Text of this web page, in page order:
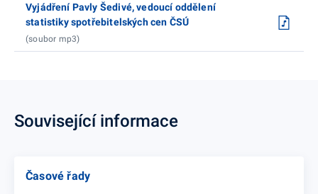
Vyjádření Pavly Šedivé, vedoucí oddělení
statistiky spotřebitelských cen ČSÚ
(soubor mp3)
Související informace
Časové řady